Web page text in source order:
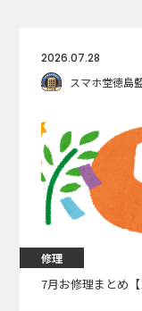
2026.07.28
スマホ堂徳島
修理
7月お修理まとめ